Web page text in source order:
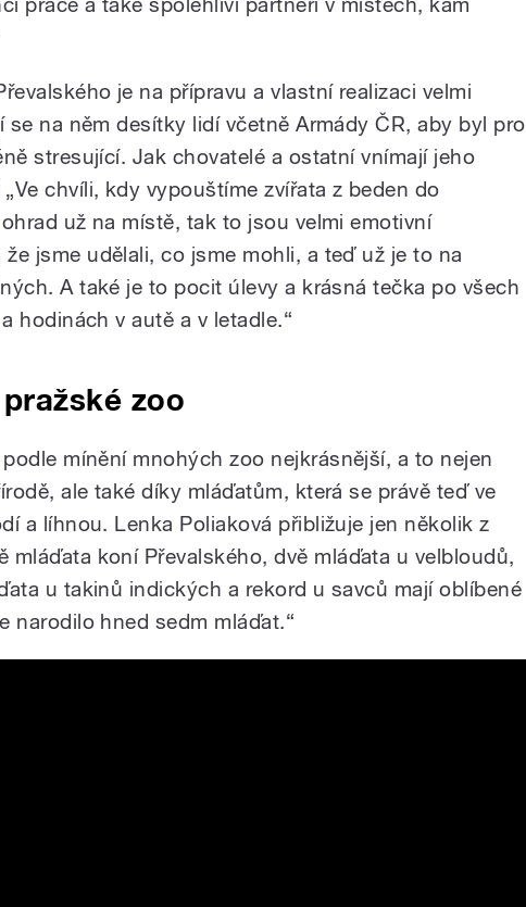
je na přípravu a vlastní realizaci velmi
se na něm desítky lidí včetně Armády ČR, aby byl pro
stresující. Jak chovatelé a ostatní vnímají jeho
chvíli, kdy vypouštíme zvířata z beden do
už na místě, tak to jsou velmi emotivní
že jsme udělali, co jsme mohli, a teď už je to na
A také je to pocit úlevy a krásná tečka po všech
hodinách v autě a v letadle.“
zoo
mínění mnohých zoo nejkrásnější, a to nejen
ale také díky mláďatům, která se právě teď ve
a líhnou. Lenka Poliaková přibližuje jen několik z
mláďata koní Převalského, dvě mláďata u velbloudů,
u takinů indických a rekord u savců mají oblíbené
narodilo hned sedm mláďat.“